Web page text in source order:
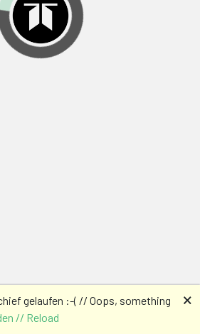
gelaufen :-( // Oops, something
// Reload
🗙